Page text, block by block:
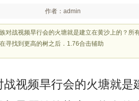
作者：admin
对战视频旱行会的火塘就是建立在黄沙上的？所
寻找到更高的树之后．1.76合击辅助
视频旱行会的火塘就是